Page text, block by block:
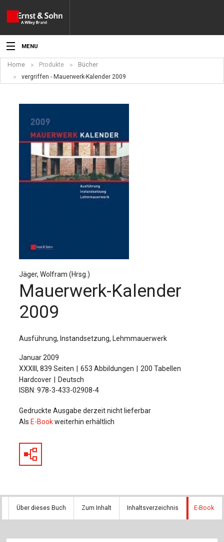
MENU
Aktuelles
Fachgebiete
Produkte
Werben
Verlag
Sprache / Language: DE
Home Produkte
Bücher
vergriffen - Mauerwerk-Kalender 2009
Jäger, Wolfram (Hrsg.)
Mauerwerk-Kalender
2009
Ausführung, Instandsetzung, Lehmmauerwerk
Januar 2009
XXXIII, 839 Seiten
653 Abbildungen
200 Tabellen
Hardcover
Deutsch
ISBN: 978-3-433-02908-4
Gedruckte Ausgabe derzeit nicht lieferbar
Als E-Bookweiterhin erhältlich
Über dieses Buch Zum Inhalt Inhaltsverzeichnis E-Book